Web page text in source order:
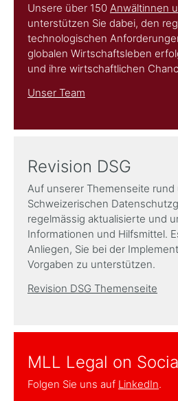
Unsere über 150 Anwältinnen
unterstützen Sie dabei, den
technologischen
globalen Wirtschaftsleben
und ihre wirtschaftlichen
Unser Team
Revision DSG
Auf unserer Themenseite rund
Schweizerischen
regelmässig aktualisierte und
Informationen und Hilfsmittel.
Anliegen, Sie bei der
Vorgaben zu unterstützen.
Revision DSG Themenseite
MLL Legal on
Folgen Sie uns auf LinkedIn.